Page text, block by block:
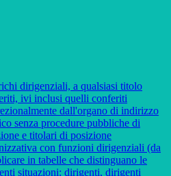
dirigenziali, a qualsiasi titolo
ivi inclusi quelli conferiti
dall'organo di indirizzo
senza procedure pubbliche di
e titolari di posizione
con funzioni dirigenziali (da
in tabelle che distinguano le
situazioni: dirigenti, dirigenti